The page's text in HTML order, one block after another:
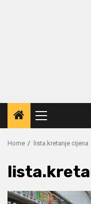
Primary
Menu
Home lista.kretanje cijena